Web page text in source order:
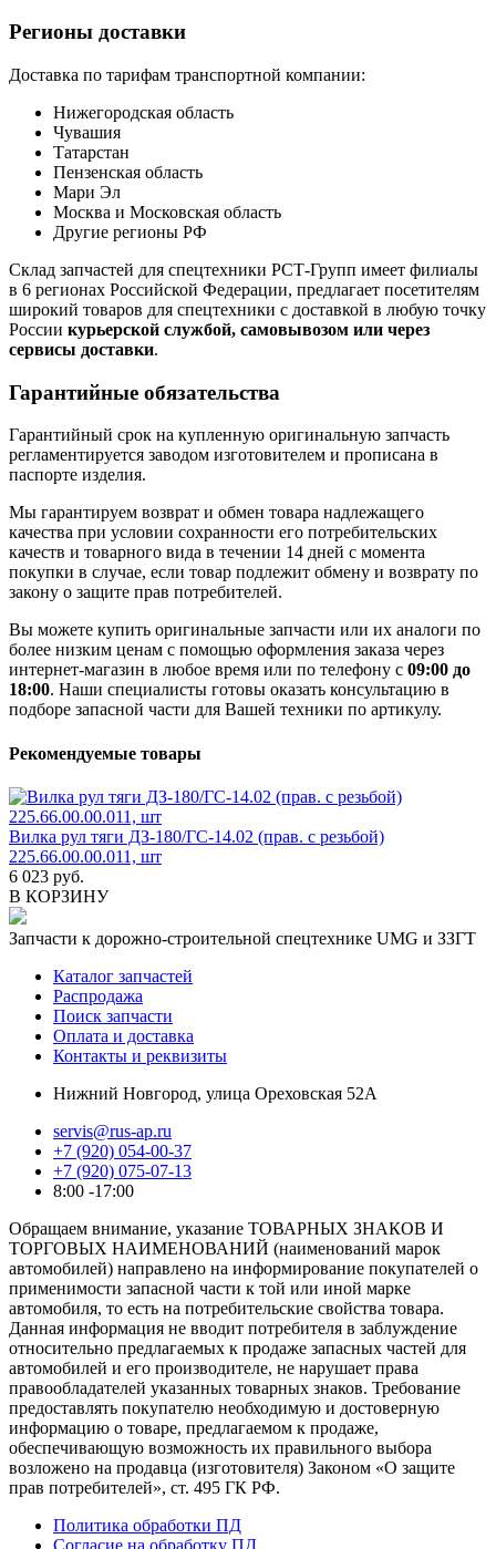
Регионы доставки
Доставка по тарифам транспортной компании:
Нижегородская область
Чувашия
Татарстан
Пензенская область
Мари Эл
Москва и Московская область
Другие регионы РФ
Склад запчастей для спецтехники РСТ-Групп имеет филиалы
в 6 регионах Российской Федерации, предлагает посетителям
широкий товаров для спецтехники с доставкой в любую точку
России курьерской службой, самовывозом или через
сервисы доставки.
Гарантийные обязательства
Гарантийный срок на купленную оригинальную запчасть
регламентируется заводом изготовителем и прописана в
паспорте изделия.
Мы гарантируем возврат и обмен товара надлежащего
качества при условии сохранности его потребительских
качеств и товарного вида в течении 14 дней с момента
покупки в случае, если товар подлежит обмену и возврату по
закону о защите прав потребителей.
Вы можете купить оригинальные запчасти или их аналоги по
более низким ценам с помощью оформления заказа через
интернет-магазин в любое время или по телефону с 09:00 до
18:00. Наши специалисты готовы оказать консультацию в
подборе запасной части для Вашей техники по артикулу.
Рекомендуемые товары
Вилка рул тяги ДЗ-180/ГС-14.02 (прав. с резьбой)
225.66.00.00.011, шт
6 023 руб.
В КОРЗИНУ
Запчасти к дорожно-строительной спецтехнике UMG и ЗЗГТ
Каталог запчастей
Распродажа
Поиск запчасти
Оплата и доставка
Контакты и реквизиты
Нижний Новгород, улица Ореховская 52А
servis@rus-ap.ru
+7 (920) 054-00-37
+7 (920) 075-07-13
8:00 -17:00
Обращаем внимание, указание ТОВАРНЫХ ЗНАКОВ И
ТОРГОВЫХ НАИМЕНОВАНИЙ (наименований марок
автомобилей) направлено на информирование покупателей о
применимости запасной части к той или иной марке
автомобиля, то есть на потребительские свойства товара.
Данная информация не вводит потребителя в заблуждение
относительно предлагаемых к продаже запасных частей для
автомобилей и его производителе, не нарушает права
правообладателей указанных товарных знаков. Требование
предоставлять покупателю необходимую и достоверную
информацию о товаре, предлагаемом к продаже,
обеспечивающую возможность их правильного выбора
возложено на продавца (изготовителя) Законом «О защите
прав потребителей», ст. 495 ГК РФ.
Политика обработки ПД
Согласие на обработку ПД